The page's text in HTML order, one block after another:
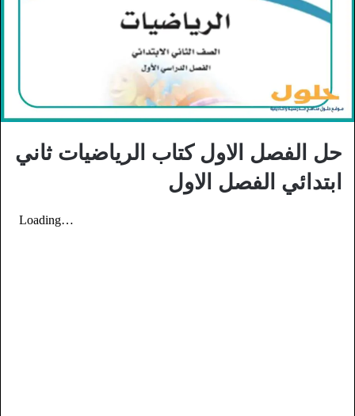
حل الفصل الاول كتاب الرياضيات ثاني
ابتدائي الفصل الاول